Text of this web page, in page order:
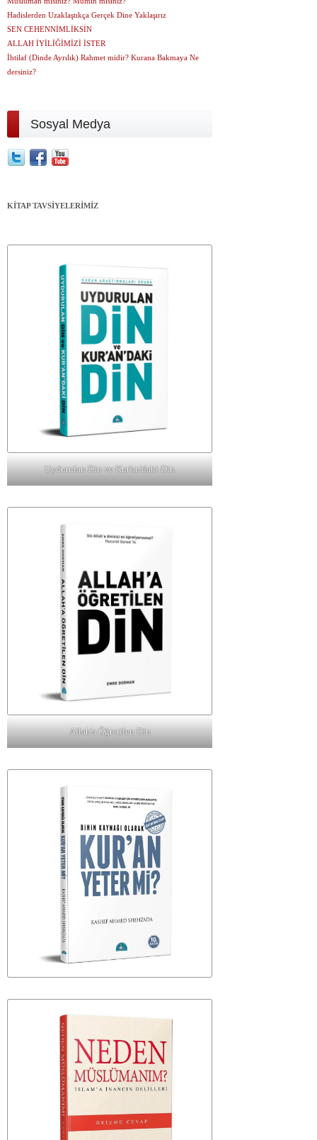
Hadislerden Uzaklaştıkça Gerçek Dine Yaklaşırız
SEN CEHENNİMLİKSİN
ALLAH İYİLİĞİMİZİ İSTER
İhtilaf (Dinde Ayrılık) Rahmet midir? Kurana Bakmaya Ne
dersiniz?
Sosyal Medya
KİTAP TAVSİYELERİMİZ
Uydurulan Din ve Kur'an'daki Din
Allah'a Öğretilen Din